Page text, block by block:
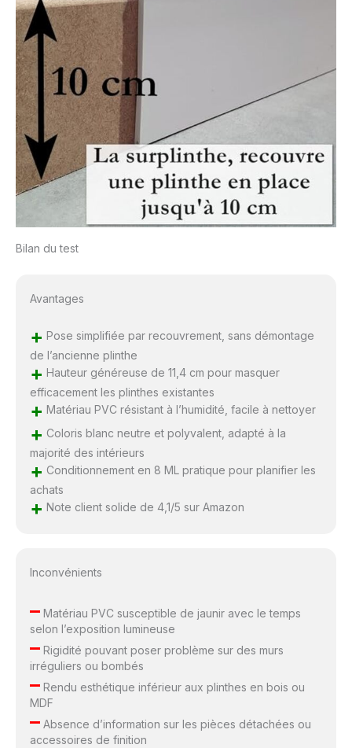
Bilan du test
Avantages
+ Pose simplifiée par recouvrement, sans démontage
de l’ancienne plinthe
+ Hauteur généreuse de 11,4 cm pour masquer
efficacement les plinthes existantes
+ Matériau PVC résistant à l’humidité, facile à nettoyer
+ Coloris blanc neutre et polyvalent, adapté à la
majorité des intérieurs
+ Conditionnement en 8 ML pratique pour planifier les
achats
+ Note client solide de 4,1/5 sur Amazon
Inconvénients
–Matériau PVC susceptible de jaunir avec le temps
selon l’exposition lumineuse
–Rigidité pouvant poser problème sur des murs
irréguliers ou bombés
–Rendu esthétique inférieur aux plinthes en bois ou
MDF
–Absence d’information sur les pièces détachées ou
accessoires de finition